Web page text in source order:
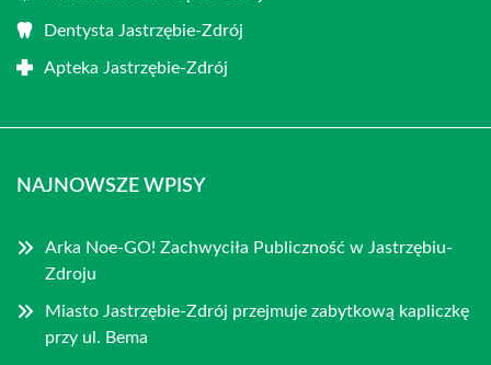
Dentysta Jastrzębie-Zdrój
Apteka Jastrzębie-Zdrój
NAJNOWSZE WPISY
Arka Noe-GO! Zachwyciła Publiczność w Jastrzębiu-
Zdroju
Miasto Jastrzębie-Zdrój przejmuje zabytkową kapliczkę
przy ul. Bema